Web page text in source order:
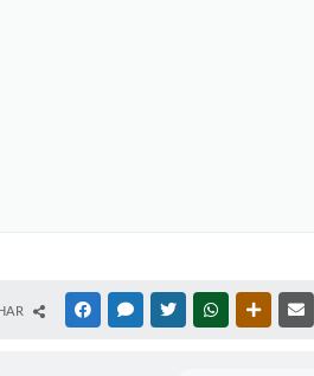
FACEBOOKMESSENGER
TWITTERWHATSAPP